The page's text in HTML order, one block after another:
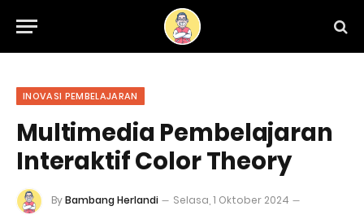
INOVASI PEMBELAJARAN
Multimedia Pembelajaran
Interaktif Color Theory
ByBambang Herlandi
Selasa, 1 Oktober 2024